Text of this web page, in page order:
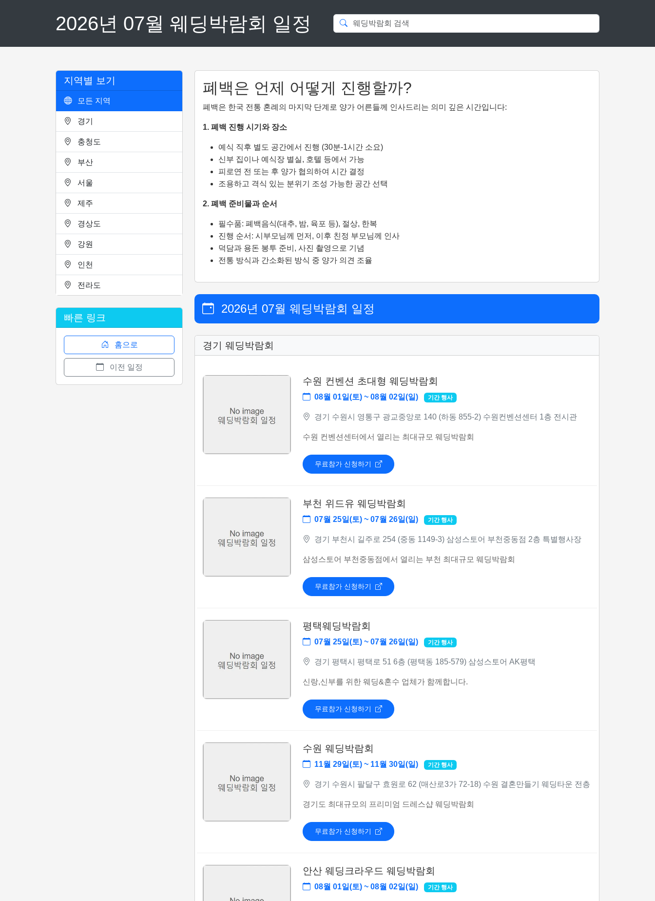
2026년 07월 웨딩박람회 일정
지역별 보기
모든 지역
경기
충청도
부산
서울
제주
경상도
강원
인천
전라도
빠른 링크
홈으로
이전 일정
폐백은 언제 어떻게 진행할까?
폐백은 한국 전통 혼례의 마지막 단계로 양가 어른들께 인사드리는 의미 깊은 시간입니다:
1. 폐백 진행 시기와 장소
예식 직후 별도 공간에서 진행 (30분-1시간 소요)
신부 집이나 예식장 별실, 호텔 등에서 가능
피로연 전 또는 후 양가 협의하여 시간 결정
조용하고 격식 있는 분위기 조성 가능한 공간 선택
2. 폐백 준비물과 순서
필수품: 폐백음식(대추, 밤, 육포 등), 절상, 한복
진행 순서: 시부모님께 먼저, 이후 친정 부모님께 인사
덕담과 용돈 봉투 준비, 사진 촬영으로 기념
전통 방식과 간소화된 방식 중 양가 의견 조율
2026년 07월 웨딩박람회 일정
경기 웨딩박람회
수원 컨벤션 초대형 웨딩박람회
08월 01일(토) ~ 08월 02일(일) 기간 행사
경기 수원시 영통구 광교중앙로 140 (하동 855-2) 수원컨벤션센터 1층 전시관
수원 컨벤션센터에서 열리는 최대규모 웨딩박람회
무료참가 신청하기
부천 위드유 웨딩박람회
07월 25일(토) ~ 07월 26일(일) 기간 행사
경기 부천시 길주로 254 (중동 1149-3) 삼성스토어 부천중동점 2층 특별행사장
삼성스토어 부천중동점에서 열리는 부천 최대규모 웨딩박람회
무료참가 신청하기
평택웨딩박람회
07월 25일(토) ~ 07월 26일(일) 기간 행사
경기 평택시 평택로 51 6층 (평택동 185-579) 삼성스토어 AK평택
신랑,신부를 위한 웨딩&혼수 업체가 함께합니다.
무료참가 신청하기
수원 웨딩박람회
11월 29일(토) ~ 11월 30일(일) 기간 행사
경기 수원시 팔달구 효원로 62 (매산로3가 72-18) 수원 결혼만들기 웨딩타운 전층
경기도 최대규모의 프리미엄 드레스샵 웨딩박람회
무료참가 신청하기
안산 웨딩크라우드 웨딩박람회
08월 01일(토) ~ 08월 02일(일) 기간 행사